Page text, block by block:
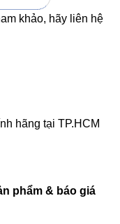
điều chỉnh độ cao
35
HUỲNH
khảo, hãy liên hệ
hãng tại TP.HCM
phẩm & báo giá